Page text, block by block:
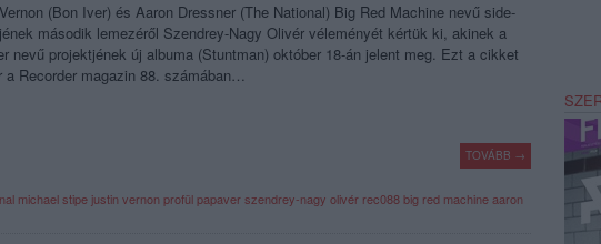
(Bon Iver) és Aaron Dressner (The National) Big Red Machine nevű side-
második lemezéről Szendrey-Nagy Olivér véleményét kértük ki, akinek a
nevű projektjének új albuma (Stuntman) október 18-án jelent meg. Ezt a cikket
a Recorder magazin 88. számában…
TOVÁBB →
michael stipe justin vernon profül papaverszendrey-nagy olivér rec088 big red machineaaron